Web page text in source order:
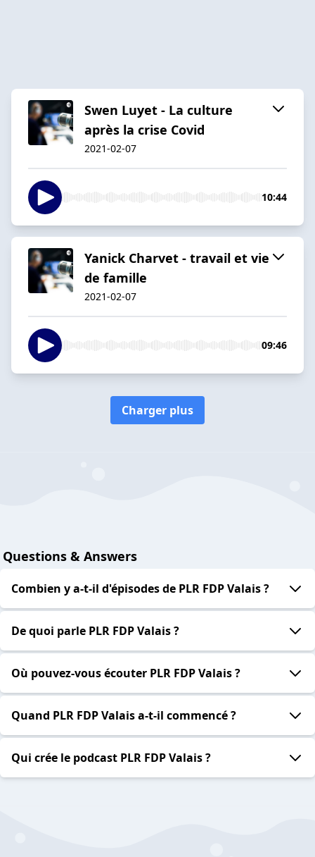
Swen Luyet - La culture
après la crise Covid
2021-02-07
10:44
Yanick Charvet - travail et vie
de famille
2021-02-07
09:46
Charger plus
Questions & Answers
Combien y a-t-il d'épisodes de PLR FDP Valais ?
De quoi parle PLR FDP Valais ?
Où pouvez-vous écouter PLR FDP Valais ?
Quand PLR FDP Valais a-t-il commencé ?
Qui crée le podcast PLR FDP Valais ?